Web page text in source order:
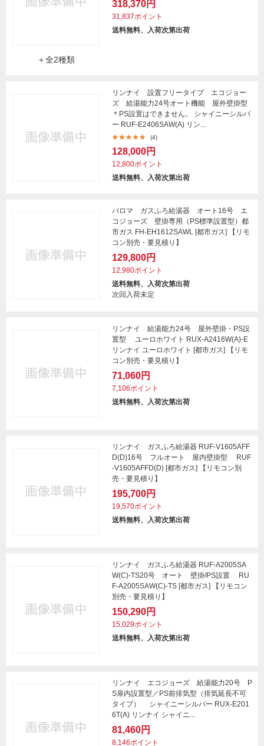
＋全2種類
318,370円
31,837ポイント
送料無料、入荷次第出荷
リンナイ 設置フリータイプ エコジョー
ズ 給湯能力24号オート機能 屋外壁掛型
＊PS設置はできません。 シャイニーシルバ
ー RUF-E2406SAW(A) リン...
(4)
128,000円
12,800ポイント
送料無料、入荷次第出荷
パロマ ガスふろ給湯器 オート16号 エ
コジョーズ 壁掛専用（PS標準設置型）都
市ガス FH-EH1612SAWL [都市ガス] 【リモ
コン別売・要見積り】
129,800円
12,980ポイント
送料無料、入荷次第出荷
次回入荷未定
リンナイ 給湯能力24号 屋外壁掛・PS設
置型 ユーロホワイト RUX-A2416W(A)-E
リンナイ ユーロホワイト [都市ガス] 【リモ
コン別売・要見積り】
71,060円
7,106ポイント
送料無料、入荷次第出荷
リンナイ ガスふろ給湯器 RUF-V1605AFF
D(D)16号 フルオート 屋内壁掛型 RUF
-V1605AFFD(D) [都市ガス] 【リモコン別
売・要見積り】
195,700円
19,570ポイント
送料無料、入荷次第出荷
リンナイ ガスふろ給湯器 RUF-A2005SA
W(C)-TS20号 オート 壁掛/PS設置 RU
F-A2005SAW(C)-TS [都市ガス] 【リモコン
別売・要見積り】
150,290円
15,029ポイント
送料無料、入荷次第出荷
リンナイ エコジョーズ 給湯能力20号 P
S扉内設置型／PS前排気型（排気延長不可
タイプ） シャイニーシルバー RUX-E201
6T(A) リンナイ シャイニ...
81,460円
8,146ポイント